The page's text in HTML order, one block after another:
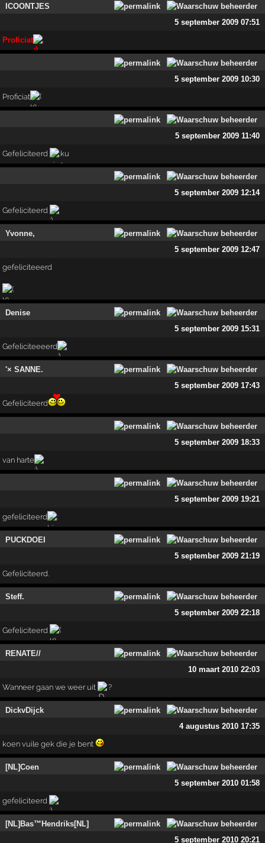
ICOONTJES
5 september 2009 07:51
Proficiat .
5 september 2009 10:30
Proficiat
5 september 2009 11:40
Gefeliciteerd
5 september 2009 12:14
Gefeliciteerd
Yvonne,
5 september 2009 12:47
gefeliciteeerd
Denise
5 september 2009 15:31
Gefeliciteeeerd
'× SANNE.
5 september 2009 17:43
Gefeliciteerd
5 september 2009 18:33
van harte
5 september 2009 19:21
gefeliciteerd
PUCKDOEI
5 september 2009 21:19
Gefeliciteerd.
Steff.
5 september 2009 22:18
Gefeliciteerd
RENATE//
10 maart 2010 22:03
Wanneer gaan we weer uit ?
DickvDijck
4 augustus 2010 17:35
koen vuile gek die je bent
[NL]Coen
5 september 2010 01:58
gefeliciteerd
[NL]Bas™Hendriks[NL]
5 september 2010 20:21